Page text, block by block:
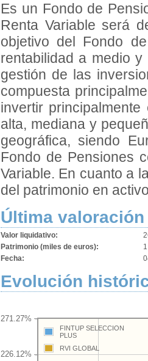
Es un Fondo de
Renta Variable será
objetivo del Fondo
rentabilidad a medio
gestión de las
compuesta
invertir
alta, mediana y
geográfica, siendo
Fondo de Pensiones
Variable. En cuanto a
del patrimonio en
Última valoración
Valor liquidativo:
Patrimonio (miles de euros):
Fecha:
Evolución
226.12%
271.27%
FINTUP SELECCION
PLUS
RVI GLOBAL